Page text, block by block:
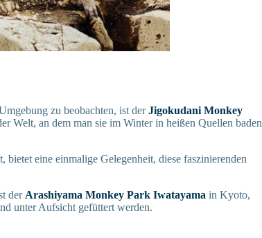
zu beobachten, ist derJigokudani Monkey
Welt, an dem man sie im Winter in heißen Quellen baden
eine einmalige Gelegenheit, diese faszinierenden
der Arashiyama Monkey Park Iwatayama in Kyoto,
unter Aufsicht gefüttert werden.